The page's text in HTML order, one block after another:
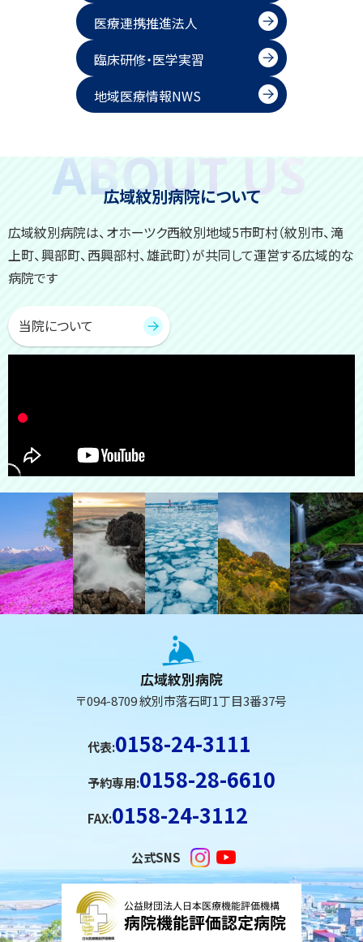
医療連携推進法人
臨床研修・医学実習
地域医療情報NWS
に
戻
る
広域紋別病院について
広域紋別病院は、オホーツク西紋別地域5市町村（紋別市、滝
上町、興部町、西興部村、雄武町）が共同して運営する広域的な
病院です
当院について
プ
に
戻
る
る
ペ
ー
広域紋別病院
〒094-8709 紋別市落石町1丁目3番37号
代表:0158-24-3111
予約専用:0158-28-6610
FAX:0158-24-3112
公式SNS